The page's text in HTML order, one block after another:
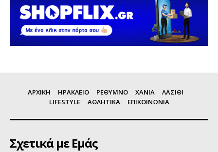
ΑΡΧΙΚΗ ΗΡΑΚΛΕΙΟ ΡΕΘΥΜΝΟ ΧΑΝΙΑ
ΛΑΣΙΘΙ
LIFESTYLE
ΑΘΛΗΤΙΚΑ ΕΠΙΚΟΙΝΩΝΙΑ
Σχετικά με Εμάς